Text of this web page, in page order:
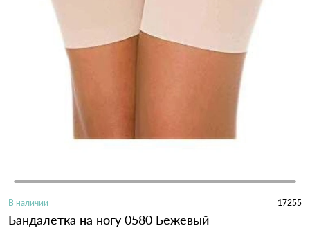
В наличии 17255
Бандалетка на ногу 0580 Бежевый